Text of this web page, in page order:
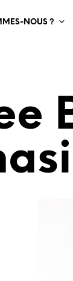
NOUS ?